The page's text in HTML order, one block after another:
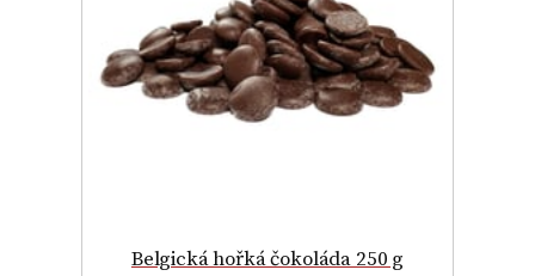
Belgická hořká čokoláda 250 g